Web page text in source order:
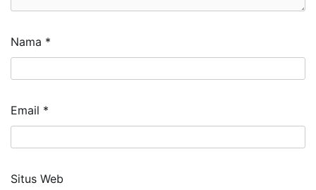
Nama *
Email *
Situs Web